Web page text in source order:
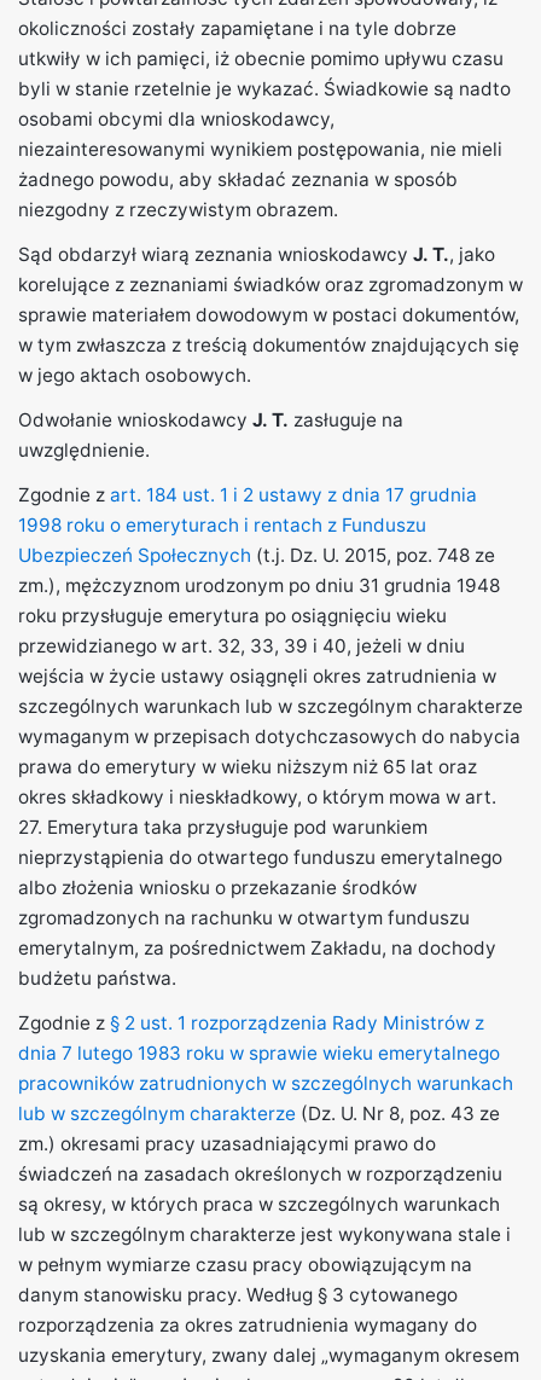
okoliczności zostały zapamiętane i na tyle dobrze
utkwiły w ich pamięci, iż obecnie pomimo upływu czasu
byli w stanie rzetelnie je wykazać. Świadkowie są nadto
osobami obcymi dla wnioskodawcy,
niezainteresowanymi wynikiem postępowania, nie mieli
żadnego powodu, aby składać zeznania w sposób
niezgodny z rzeczywistym obrazem.
Sąd obdarzył wiarą zeznania wnioskodawcy J. T., jako
korelujące z zeznaniami świadków oraz zgromadzonym w
sprawie materiałem dowodowym w postaci dokumentów,
w tym zwłaszcza z treścią dokumentów znajdujących się
w jego aktach osobowych.
Odwołanie wnioskodawcy J. T. zasługuje na
uwzględnienie.
Zgodnie z art. 184 ust. 1 i 2 ustawy z dnia 17 grudnia
1998 roku o emeryturach i rentach z Funduszu
Ubezpieczeń Społecznych (t.j. Dz. U. 2015, poz. 748 ze
zm.), mężczyznom urodzonym po dniu 31 grudnia 1948
roku przysługuje emerytura po osiągnięciu wieku
przewidzianego w art. 32, 33, 39 i 40, jeżeli w dniu
wejścia w życie ustawy osiągnęli okres zatrudnienia w
szczególnych warunkach lub w szczególnym charakterze
wymaganym w przepisach dotychczasowych do nabycia
prawa do emerytury w wieku niższym niż 65 lat oraz
okres składkowy i nieskładkowy, o którym mowa w art.
27. Emerytura taka przysługuje pod warunkiem
nieprzystąpienia do otwartego funduszu emerytalnego
albo złożenia wniosku o przekazanie środków
zgromadzonych na rachunku w otwartym funduszu
emerytalnym, za pośrednictwem Zakładu, na dochody
budżetu państwa.
Zgodnie z § 2 ust. 1 rozporządzenia Rady Ministrów z
dnia 7 lutego 1983 roku w sprawie wieku emerytalnego
pracowników zatrudnionych w szczególnych warunkach
lub w szczególnym charakterze (Dz. U. Nr 8, poz. 43 ze
zm.) okresami pracy uzasadniającymi prawo do
świadczeń na zasadach określonych w rozporządzeniu
są okresy, w których praca w szczególnych warunkach
lub w szczególnym charakterze jest wykonywana stale i
w pełnym wymiarze czasu pracy obowiązującym na
danym stanowisku pracy. Według § 3 cytowanego
rozporządzenia za okres zatrudnienia wymagany do
uzyskania emerytury, zwany dalej „wymaganym okresem